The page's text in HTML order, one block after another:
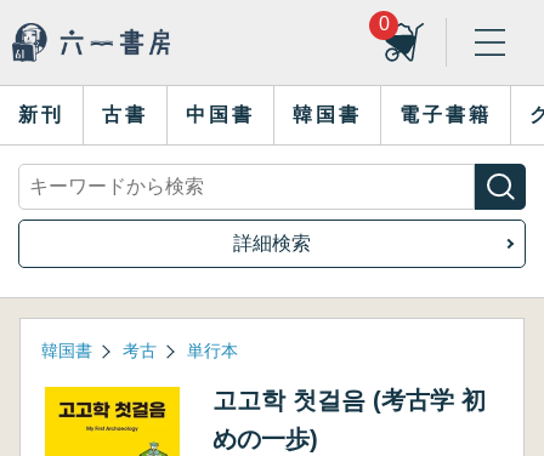
0
新刊 古書 中国書 韓国書 電子書籍
詳細検索
韓国書 考古 単行本
고고학 첫걸음 (考古学 初
めの一歩)